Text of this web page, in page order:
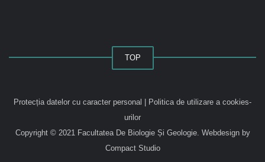
TOP
Protecția datelor cu caracter personal
Politica de utilizare a cookies-
urilor
Copyright © 2021 Facultatea De Biologie Și Geologie. Webdesign by
Compact Studio